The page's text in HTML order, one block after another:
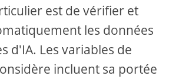
est de vérifier et
les données
d'IA. Les variables de
incluent sa portée